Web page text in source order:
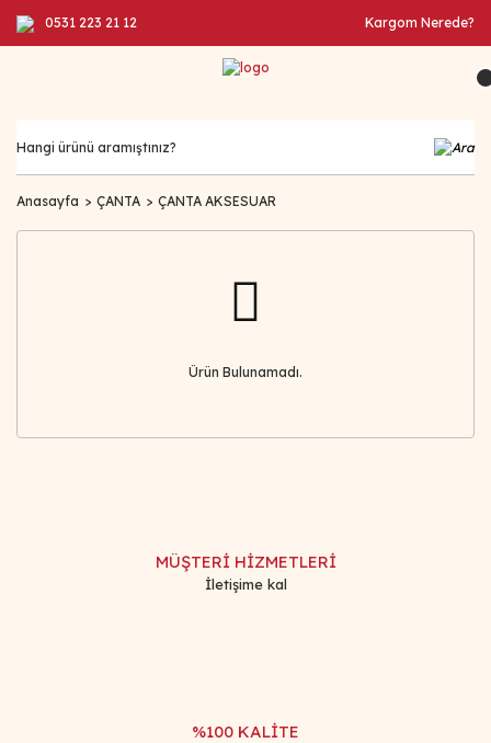
0531 223 21 12 Kargom Nerede?
Anasayfa ÇANTA ÇANTA AKSESUAR
Ürün Bulunamadı.
MÜŞTERİ HİZMETLERİ
İletişime kal
%100 KALİTE